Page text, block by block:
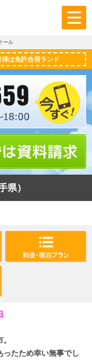
ール
は免許合宿ランド
県）
ったため幸い無事でし